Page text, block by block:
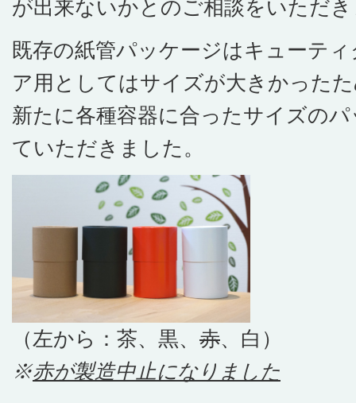
が出来ないかとのご相談をいただ
既存の紙管パッケージはキューテ
ア用としてはサイズが大きかった
新たに各種容器に合ったサイズの
ていただきました。
（左から：茶、黒、 赤、白）
※赤が製造中止になりました